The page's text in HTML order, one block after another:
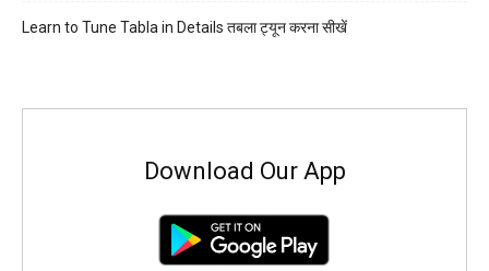
Learn to Tune Tabla in Details तबला ट्यून करना सीखें
Download Our App